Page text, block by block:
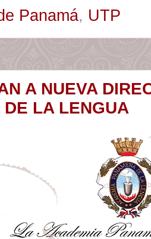
Panamá, UTP
A NUEVA
DE LA LENGUA